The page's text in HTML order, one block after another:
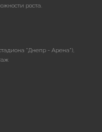
роста.
"Днепр - Арена"),